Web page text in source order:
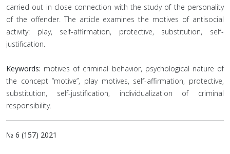
carried out in close connection with the study of the personality
of the offender. The article examines the motives of antisocial
activity: play, self-affirmation, protective, substitution, self-
justification.
Keywords: motives of criminal behavior, psychological nature of
the concept “motive”, play motives, self-affirmation, protective,
substitution, self-justification, individualization of criminal
responsibility.
№ 6 (157) 2021